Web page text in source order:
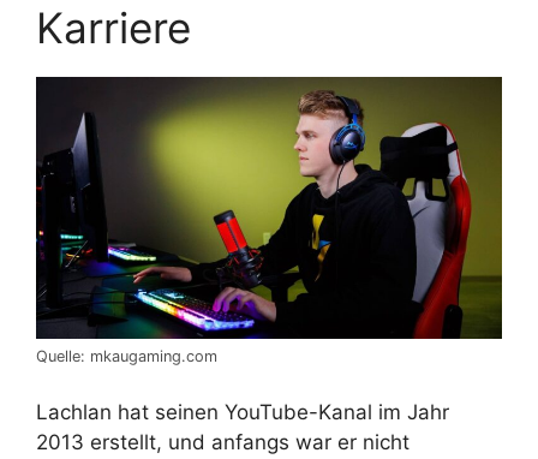
Karriere
Quelle: mkaugaming.com
Lachlan hat seinen YouTube-Kanal im Jahr
2013 erstellt, und anfangs war er nicht